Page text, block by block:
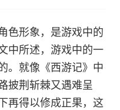
色形象，是游戏中的
中所述，游戏中的一
。就像《西游记》中
披荆斩棘又遇难呈
再得以修成正果，这